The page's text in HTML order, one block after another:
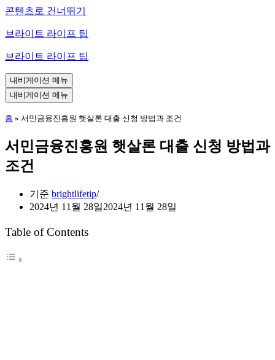
콘텐츠로 건너뛰기
브라이트 라이프 팁
브라이트 라이프 팁
내비게이션 메뉴
내비게이션 메뉴
홈 » 서민금융진흥원 햇살론 대출 신청 방법과 조건
서민금융진흥원 햇살론 대출 신청 방법과
조건
기준 brightlifetip
2024년 11월 28일2024년 11월 28일
Table of Contents